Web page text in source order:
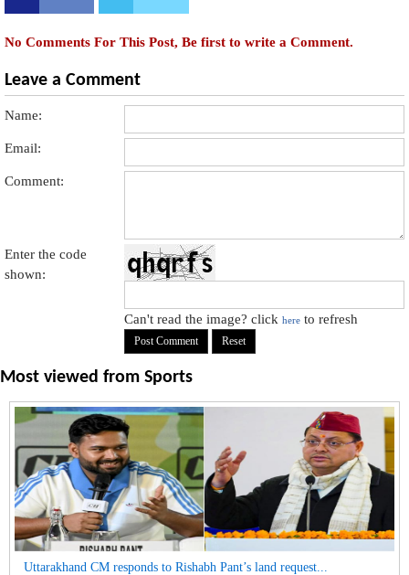
No Comments For This Post, Be first to write a Comment.
Leave a Comment
Name:
Email:
Comment:
Enter the code
shown:
Can't read the image? clickhere to refresh
Most viewed from Sports
Uttarakhand CM responds to Rishabh Pant’s land request...